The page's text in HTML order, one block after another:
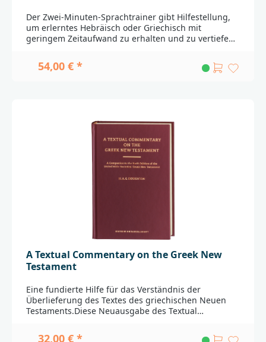
Der Zwei-Minuten-Sprachtrainer gibt Hilfestellung,
um erlerntes Hebräisch oder Griechisch mit
geringem Zeitaufwand zu erhalten und zu vertiefen.
Bibelvers auf Hebräisch und Deutsch oder Griechisch
und Deutsch, einer neuen Vokabel sowie der
daneben. Auf diese Weise wird der Text bestens
nachvollziehbar._________________________________________
____________________Bei Fragen zur Produktsicherheit
wenden Sie sich bitte an:Deutsche
BibelgesellschaftBalinger Str. 31 A70567
Stuttgartproduktsicherheit@dbg.de
54,00 € *
A Textual Commentary on the Greek New
Testament
Eine fundierte Hilfe für das Verständnis der
Überlieferung des Textes des griechischen Neuen
Testaments.Diese Neuausgabe des Textual
der 29. Auflage des Novum Testamentum Graece
32,00 € *